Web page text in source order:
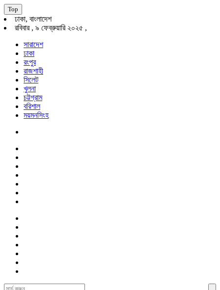
Top
ঢাকা, বাংলাদেশ
রবিবার , ৯ ফেব্রুয়ারি ২০২৫ ,
সারাদেশ
ঢাকা
রংপুর
রাজশাহী
সিলেট
খুলনা
চট্টগ্রাম
বরিশাল
ময়মনসিংহ
Search